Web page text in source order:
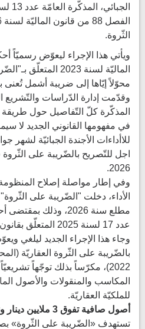
الثّروة.
الماليّة لسنة 2023
محوّلاً إيّاها إلى ضريبة أشمل تُعنى
وقدّمت إدارة الدّراسات والتّشريع
المذكّرة كلّ التّفاصيل حول طريقة
في مفهومها القانوني الجديد لا
للاأداءات الأجندة الجبائيّة
2026.
وفي إطار مواصلة إصلاح المنظومة
الأداء، دخلت "الضّريبة على
عدد 17 لسنة 2025 المتعلّق بقانون الماليّة الحالي.
وجاء هذا الإجراء الجديد ليلغي
بالضّريبة على الثّروة العقاريّة
2022)، مكرّساً بذلك توجّهاً
المكاسب والمنقولات والأصول
للملكيّة العقاريّة.
أصول صافية تفوق 3 ملايين دينار ونسب تصاعديّة
تستهدف «الضّريبة على الثّروة»